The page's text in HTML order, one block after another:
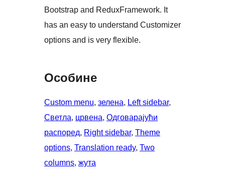
Bootstrap and ReduxFramework. It
has an easy to understand Customizer
options and is very flexible.
Особине
Custom menu, зелена, Left sidebar
Светла, црвена, Одговарајући
распоред, Right sidebar, Theme
options, Translation ready, Two
columns, жута